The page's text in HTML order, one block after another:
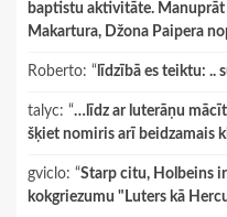
baptistu aktivitāte. Manuprāt
Makartura, Džona Paipera
Roberto: “ līdzībā es teiktu: ..
talyc: “…līdz ar luterāņu
šķiet nomiris arī beidzamais
gviclo: “Starp citu, Holbeins
kokgriezumu "Luters kā